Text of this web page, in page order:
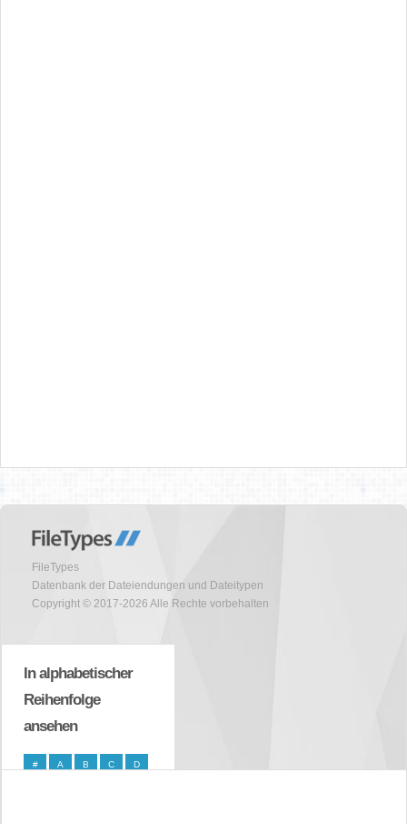
FileTypes
Datenbank der Dateiendungen und Dateitypen
Copyright © 2017-2026 Alle Rechte vorbehalten
In alphabetischer
Reihenfolge
ansehen
# A B C D